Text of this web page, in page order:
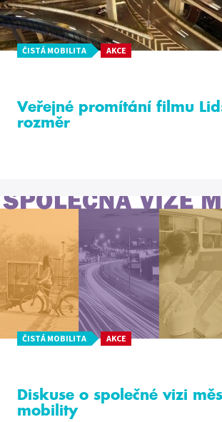
ČISTÁ MOBILITA AKCE
Veřejné promítání filmu
rozměr
ČISTÁ MOBILITA AKCE
Diskuse o společné vizi
mobility